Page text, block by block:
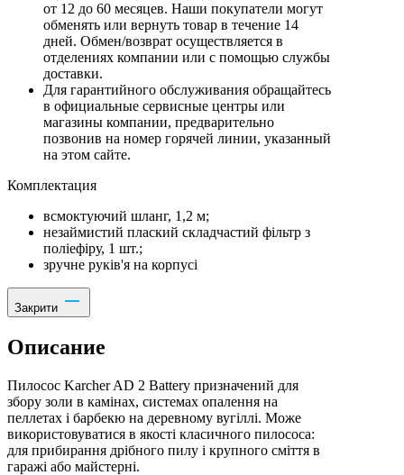
от 12 до 60 месяцев. Наши покупатели могут
обменять или вернуть товар в течение 14
дней. Обмен/возврат осуществляется в
отделениях компании или с помощью службы
доставки.
Для гарантийного обслуживания обращайтесь
в официальные сервисные центры или
магазины компании, предварительно
позвонив на номер горячей линии, указанный
на этом сайте.
Комплектация
всмоктуючий шланг, 1,2 м;
незаймистий плаский складчастий фільтр з
поліефіру, 1 шт.;
зручне руків'я на корпусі
Закрити
Описание
Пилосос Karcher AD 2 Battery призначений для
збору золи в камінах, системах опалення на
пеллетах і барбекю на деревному вугіллі. Може
використовуватися в якості класичного пилососа:
для прибирання дрібного пилу і крупного сміття в
гаражі або майстерні.